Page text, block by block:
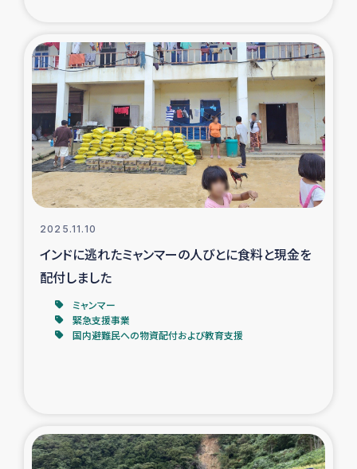
2025.11.10
インドに逃れたミャンマーの人びとに食料と現金を
配付しました
ミャンマー
緊急支援事業
国内避難民への物資配付および教育支援